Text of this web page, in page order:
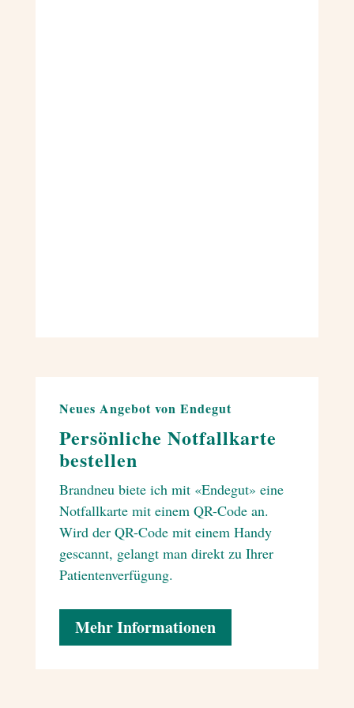
Neues Angebot von Endegut
Persönliche Notfallkarte
bestellen
Brandneu biete ich mit «Endegut» eine
Notfallkarte mit einem QR-Code an.
Wird der QR-Code mit einem Handy
gescannt, gelangt man direkt zu Ihrer
Patientenverfügung.
Mehr Informationen